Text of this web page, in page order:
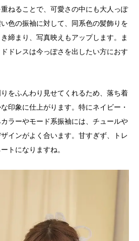
ねることで、可愛さの中にも大人っぽ
色の振袖に対して、同系色の髪飾りを
締まり、写真映えもアップします。ま
ドレスは今っぽさを出したい方におす
をふんわり見せてくれるため、落ち着
印象に仕上がります。特にネイビー・
ラーやモード系振袖には、チュールや
インがよく合います。甘すぎず、トレ
トになりますね。